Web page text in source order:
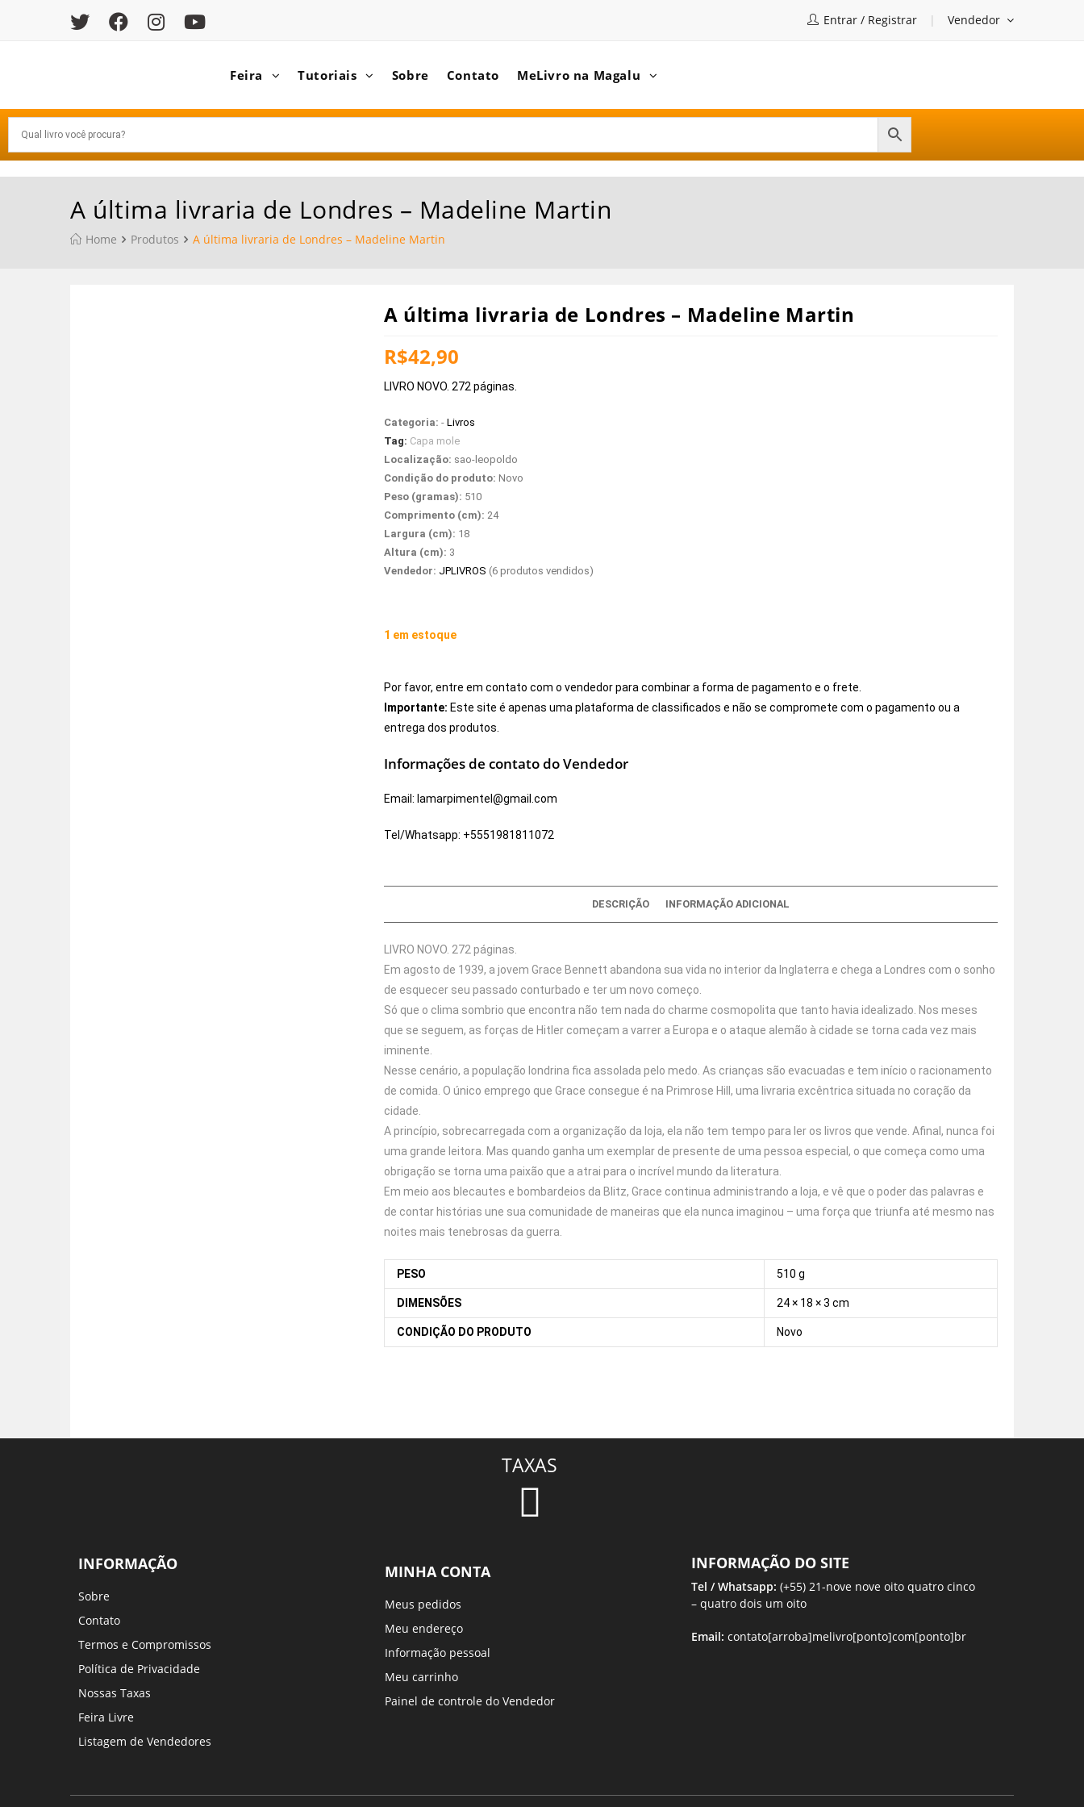
Entrar / Registrar Vendedor
Feira Tutoriais Sobre Contato MeLivro na Magalu
A última livraria de Londres – Madeline Martin
Home Produtos A última livraria de Londres – Madeline Martin
A última livraria de Londres – Madeline Martin
R$42,90
LIVRO NOVO. 272 páginas.
Categoria: - Livros
Tag: Capa mole
Localização: sao-leopoldo
Condição do produto: Novo
Peso (gramas): 510
Comprimento (cm): 24
Largura (cm): 18
Altura (cm): 3
Vendedor: JPLIVROS (6 produtos vendidos)
1 em estoque
Por favor, entre em contato com o vendedor para combinar a forma de pagamento e o frete.
Importante: Este site é apenas uma plataforma de classificados e não se compromete com o pagamento ou a
entrega dos produtos.
Informações de contato do Vendedor
Email: lamarpimentel@gmail.com
Tel/Whatsapp: +5551981811072
DESCRIÇÃO INFORMAÇÃO ADICIONAL
LIVRO NOVO. 272 páginas.
Em agosto de 1939, a jovem Grace Bennett abandona sua vida no interior da Inglaterra e chega a Londres com o sonho
de esquecer seu passado conturbado e ter um novo começo.
Só que o clima sombrio que encontra não tem nada do charme cosmopolita que tanto havia idealizado. Nos meses
que se seguem, as forças de Hitler começam a varrer a Europa e o ataque alemão à cidade se torna cada vez mais
iminente.
Nesse cenário, a população londrina fica assolada pelo medo. As crianças são evacuadas e tem início o racionamento
de comida. O único emprego que Grace consegue é na Primrose Hill, uma livraria excêntrica situada no coração da
cidade.
A princípio, sobrecarregada com a organização da loja, ela não tem tempo para ler os livros que vende. Afinal, nunca foi
uma grande leitora. Mas quando ganha um exemplar de presente de uma pessoa especial, o que começa como uma
obrigação se torna uma paixão que a atrai para o incrível mundo da literatura.
Em meio aos blecautes e bombardeios da Blitz, Grace continua administrando a loja, e vê que o poder das palavras e
de contar histórias une sua comunidade de maneiras que ela nunca imaginou – uma força que triunfa até mesmo nas
noites mais tenebrosas da guerra.
PESO 510 g
DIMENSÕES 24 × 18 × 3 cm
CONDIÇÃO DO PRODUTO Novo
INFORMAÇÃO
Sobre
Contato
Termos e Compromissos
Política de Privacidade
Nossas Taxas
Feira Livre
Listagem de Vendedores
TAXAS
MINHA CONTA
Meus pedidos
Meu endereço
Informação pessoal
Meu carrinho
Painel de controle do Vendedor
INFORMAÇÃO DO SITE
Tel / Whatsapp: (+55) 21-nove nove oito quatro cinco
– quatro dois um oito
Email: contato[arroba]melivro[ponto]com[ponto]br